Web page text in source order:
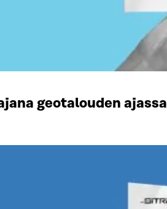
geotalouden ajassa